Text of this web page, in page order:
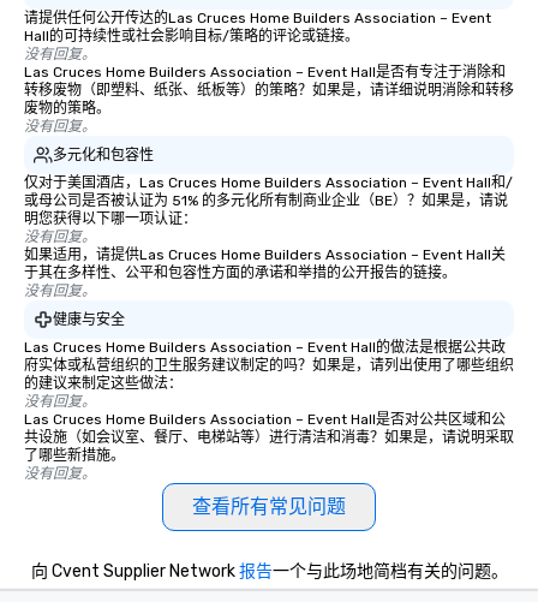
请提供任何公开传达的Las Cruces Home Builders Association – Event
Hall的可持续性或社会影响目标/策略的评论或链接。
没有回复。
Las Cruces Home Builders Association – Event Hall是否有专注于消除和
转移废物（即塑料、纸张、纸板等）的策略？如果是，请详细说明消除和转移
废物的策略。
没有回复。
多元化和包容性
仅对于美国酒店，Las Cruces Home Builders Association – Event Hall和/
或母公司是否被认证为 51% 的多元化所有制商业企业（BE）？如果是，请说
明您获得以下哪一项认证：
没有回复。
如果适用，请提供Las Cruces Home Builders Association – Event Hall关
于其在多样性、公平和包容性方面的承诺和举措的公开报告的链接。
没有回复。
健康与安全
Las Cruces Home Builders Association – Event Hall的做法是根据公共政
府实体或私营组织的卫生服务建议制定的吗？如果是，请列出使用了哪些组织
的建议来制定这些做法：
没有回复。
Las Cruces Home Builders Association – Event Hall是否对公共区域和公
共设施（如会议室、餐厅、电梯站等）进行清洁和消毒？如果是，请说明采取
了哪些新措施。
没有回复。
查看所有常见问题
向 Cvent Supplier Network报告一个与此场地简档有关的问题。